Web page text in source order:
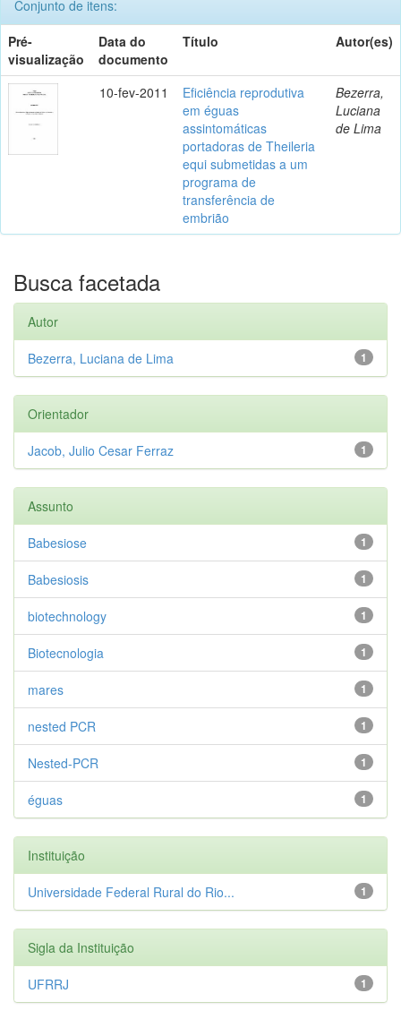
Conjunto de itens:
Pré-
visualização
Data do
documento
Título Autor(es)
10-fev-2011
Eficiência reprodutiva
em éguas
assintomáticas
portadoras de Theileria
equi submetidas a um
programa de
transferência de
embrião
Bezerra,
Luciana
de Lima
Busca facetada
Autor
1
Bezerra, Luciana de Lima
Orientador
1
Jacob, Julio Cesar Ferraz
Assunto
1
Babesiose
1
Babesiosis
1
biotechnology
1
Biotecnologia
1
mares
1
nested PCR
1
Nested-PCR
1
éguas
Instituição
1
Universidade Federal Rural do Rio...
Sigla da Instituição
1
UFRRJ